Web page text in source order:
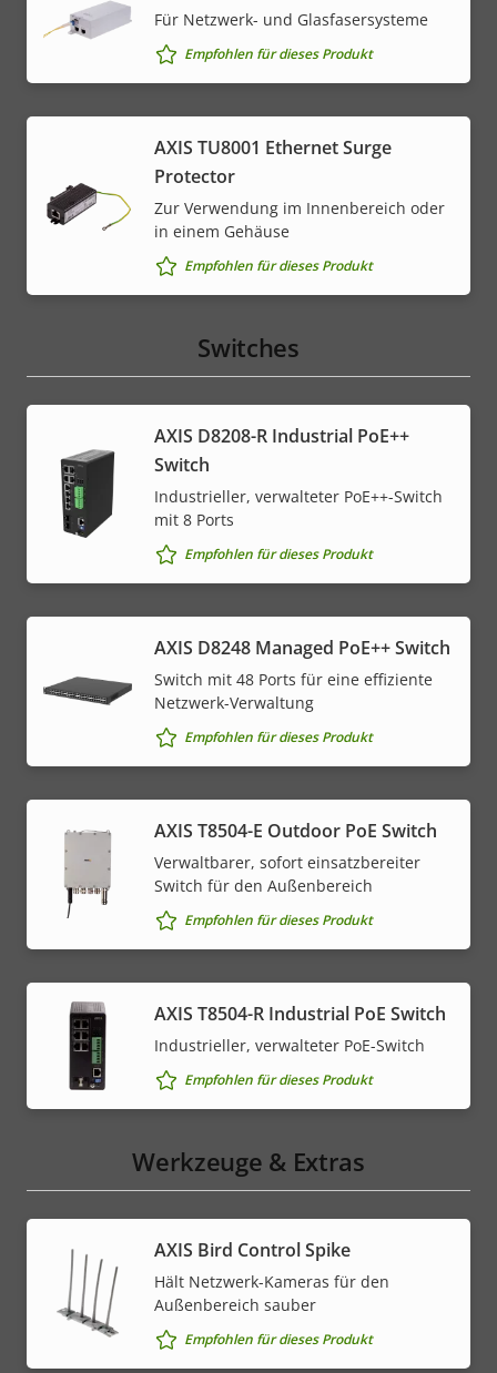
Für Netzwerk- und Glasfasersysteme
Empfohlen für dieses Produkt
AXIS TU8001 Ethernet Surge
Protector
Zur Verwendung im Innenbereich oder
in einem Gehäuse
Empfohlen für dieses Produkt
Switches
AXIS D8208-R Industrial PoE++
Switch
Industrieller, verwalteter PoE++-Switch
mit 8 Ports
Empfohlen für dieses Produkt
AXIS D8248 Managed PoE++ Switch
Switch mit 48 Ports für eine effiziente
Netzwerk-Verwaltung
Empfohlen für dieses Produkt
AXIS T8504-E Outdoor PoE Switch
Verwaltbarer, sofort einsatzbereiter
Switch für den Außenbereich
Empfohlen für dieses Produkt
AXIS T8504-R Industrial PoE Switch
Industrieller, verwalteter PoE-Switch
Empfohlen für dieses Produkt
Werkzeuge & Extras
AXIS Bird Control Spike
Hält Netzwerk-Kameras für den
Außenbereich sauber
Empfohlen für dieses Produkt